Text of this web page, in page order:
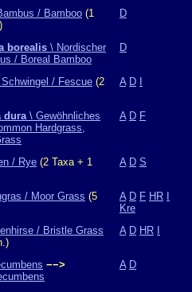
/ Bamboo (1
D
borealis \ Nordischer
/ Boreal Bamboo
D
/ Fescue (2
A D
dura\ Gewöhnliches
Hardgrass,
A D F
/ Rye (2 Taxa + 1
A D S
/ Moor Grass (5
A D F HR
Kre
/ Bristle Grass
A D HR
−−>
A D